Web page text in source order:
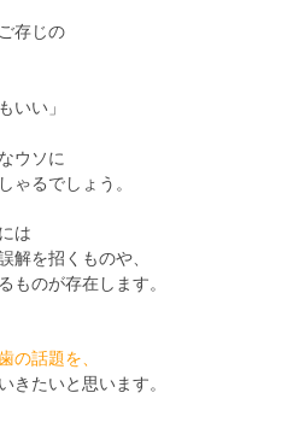
存じの
いい」
ウソに
ゃるでしょう。
は
解を招くものや、
ものが存在します。
の話題を、
きたいと思います。